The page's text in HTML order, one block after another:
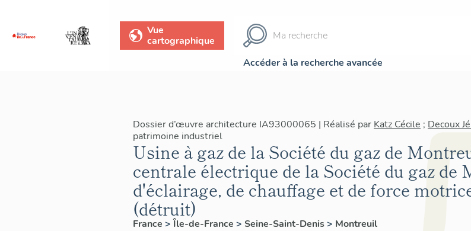
Vue
cartographique
Accéder à la recherche avancée
Dossier d’œuvre architecture IA93000065 | Réalisé par Katz Cécile ; Decoux
patrimoine industriel
Usine à gaz de la Société du gaz de
centrale électrique de la Société du gaz de
d'éclairage, de chauffage et de force
(détruit)
France > Île-de-France > Seine-Saint-Denis> Montreuil